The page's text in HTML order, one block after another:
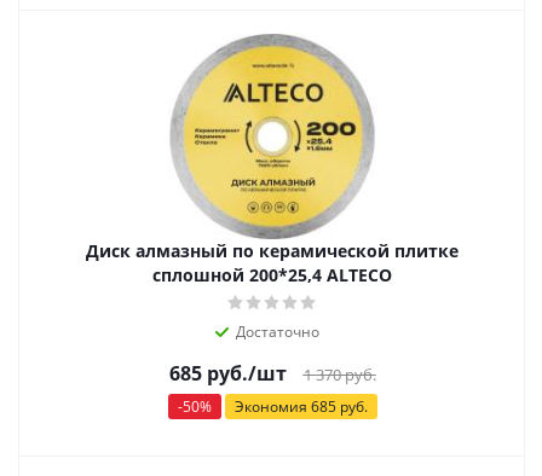
Диск алмазный по керамической плитке
сплошной 200*25,4 ALTECO
Достаточно
685руб./шт 1 370руб.
-50% Экономия 685руб.